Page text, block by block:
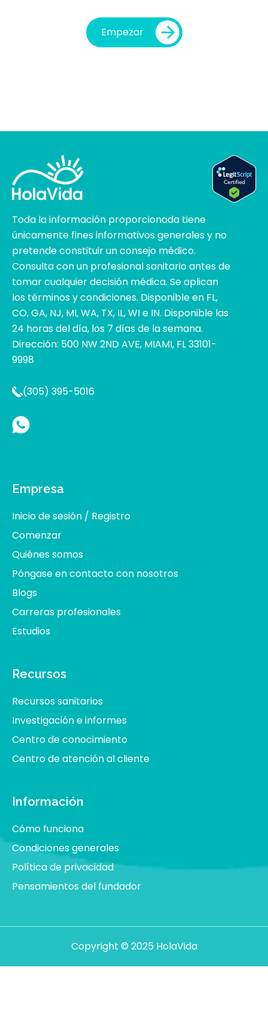
Empezar
Toda la información proporcionada tiene
únicamente fines informativos generales y no
pretende constituir un consejo médico.
Consulta con un profesional sanitario antes de
tomar cualquier decisión médica. Se aplican
los términos y condiciones. Disponible en FL,
CO, GA, NJ, MI, WA, TX, IL, WI e IN. Disponible las
24 horas del día, los 7 días de la semana.
Dirección: 500 NW 2ND AVE, MIAMI, FL 33101-
9998
(305) 395-5016
Empresa
Inicio de sesión / Registro
Comenzar
Quiénes somos
Póngase en contacto con nosotros
Blogs
Carreras profesionales
Estudios
Recursos
Recursos sanitarios
Investigación e informes
Centro de conocimiento
Centro de atención al cliente
Información
Cómo funciona
Condiciones generales
Política de privacidad
Pensamientos del fundador
Copyright © 2025 HolaVida